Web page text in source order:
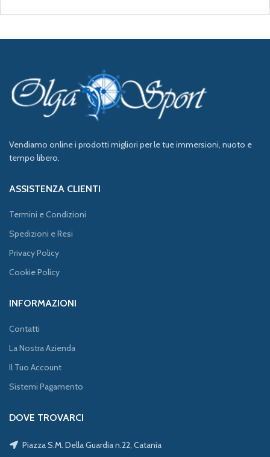
Vendiamo online i prodotti migliori per le tue immersioni, nuoto e
tempo libero.
ASSISTENZA CLIENTI
Termini e Condizioni
Spedizioni e Resi
Privacy Policy
Cookie Policy
INFORMAZIONI
Contatti
La Nostra Azienda
Il Tuo Account
Sistemi Pagamento
DOVE TROVARCI
Piazza S.M. Della Guardia n.22, Catania